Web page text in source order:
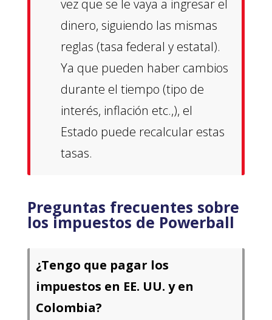
vez que se le vaya a ingresar el
dinero, siguiendo las mismas
reglas (tasa federal y estatal).
Ya que pueden haber cambios
durante el tiempo (tipo de
interés, inflación etc.,), el
Estado puede recalcular estas
tasas.
Preguntas frecuentes sobre
los impuestos de Powerball
¿Tengo que pagar los
impuestos en EE. UU. y en
Colombia?